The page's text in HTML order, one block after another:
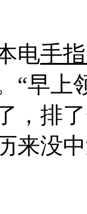
电手
“早上
，排
来没